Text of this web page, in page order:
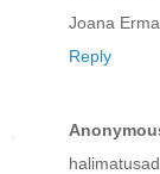
Joana
Reply